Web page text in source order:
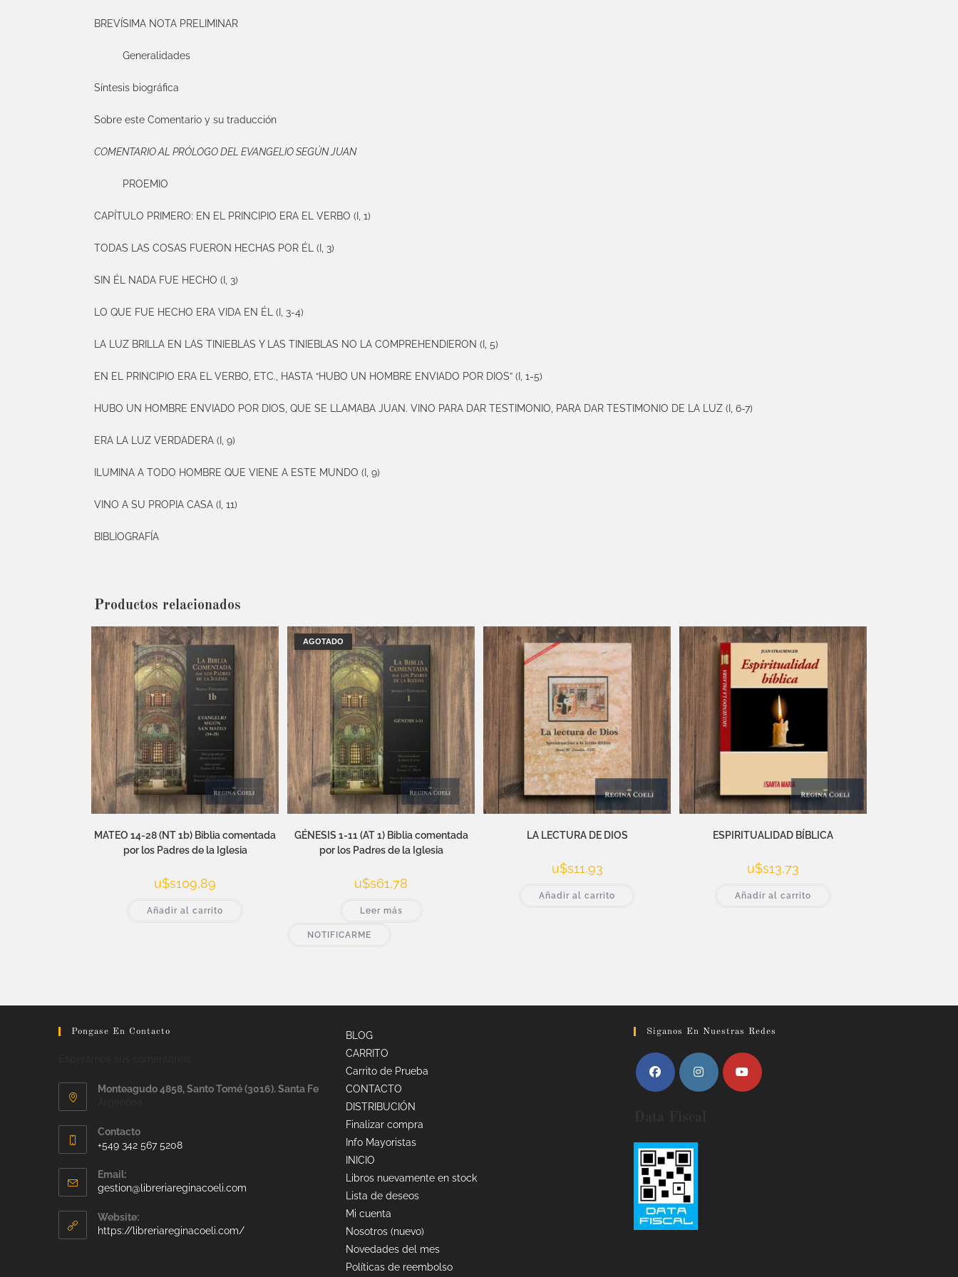
BREVÍSIMA NOTA PRELIMINAR
Generalidades
Síntesis biográfica
Sobre este Comentario y su traducción
COMENTARIO AL PRÓLOGO DEL EVANGELIO SEGÚN JUAN
PROEMIO
CAPÍTULO PRIMERO: EN EL PRINCIPIO ERA EL VERBO (I, 1)
TODAS LAS COSAS FUERON HECHAS POR ÉL (I, 3)
SIN ÉL NADA FUE HECHO (I, 3)
LO QUE FUE HECHO ERA VIDA EN ÉL (I, 3-4)
LA LUZ BRILLA EN LAS TINIEBLAS Y LAS TINIEBLAS NO LA COMPREHENDIERON (I, 5)
EN EL PRINCIPIO ERA EL VERBO, ETC., HASTA “HUBO UN HOMBRE ENVIADO POR DIOS” (I, 1-5)
HUBO UN HOMBRE ENVIADO POR DIOS, QUE SE LLAMABA JUAN. VINO PARA DAR TESTIMONIO, PARA DAR TESTIMONIO DE LA LUZ (I, 6-7)
ERA LA LUZ VERDADERA (I, 9)
ILUMINA A TODO HOMBRE QUE VIENE A ESTE MUNDO (I, 9)
VINO A SU PROPIA CASA (I, 11)
BIBLIOGRAFÍA
Productos relacionados
MATEO 14-28 (NT 1b) Biblia comentada
por los Padres de la Iglesia
u$s109,89
Añadir al carrito
AGOTADO
GÉNESIS 1-11 (AT 1) Biblia comentada
por los Padres de la Iglesia
u$s61,78
Leer más
NOTIFICARME
LA LECTURA DE DIOS
u$s11,93
Añadir al carrito
ESPIRITUALIDAD BÍBLICA
u$s13,73
Añadir al carrito
Pongase En Contacto
Monteagudo 4858, Santo Tomé (3016). Santa Fe
Contacto
+549 342 567 5208
Email:
gestion@libreriareginacoeli.com
Website:
https://libreriareginacoeli.com/
BLOG
CARRITO
Carrito de Prueba
CONTACTO
DISTRIBUCIÓN
Finalizar compra
Info Mayoristas
INICIO
Libros nuevamente en stock
Lista de deseos
Mi cuenta
Nosotros (nuevo)
Novedades del mes
Políticas de reembolso
Siganos En Nuestras Redes